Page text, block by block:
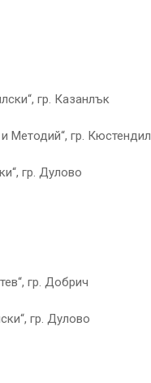
гр. Казанлък
Методий“, гр. Кюстендил
гр. Дулово
гр. Добрич
гр. Дулово